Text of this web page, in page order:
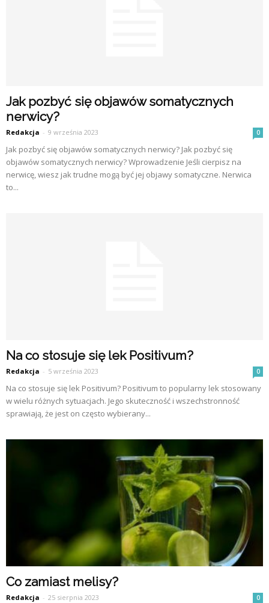
Jak pozbyć się objawów somatycznych
nerwicy?
Redakcja - 9 września 2023 0
Jak pozbyć się objawów somatycznych nerwicy? Jak pozbyć się
objawów somatycznych nerwicy? Wprowadzenie Jeśli cierpisz na
nerwicę, wiesz jak trudne mogą być jej objawy somatyczne. Nerwica
to...
Na co stosuje się lek Positivum?
Redakcja - 5 września 2023 0
Na co stosuje się lek Positivum? Positivum to popularny lek stosowany
w wielu różnych sytuacjach. Jego skuteczność i wszechstronność
sprawiają, że jest on często wybierany...
Co zamiast melisy?
Redakcja - 25 sierpnia 2023 0